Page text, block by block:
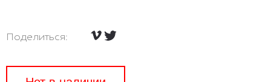
Поделиться: